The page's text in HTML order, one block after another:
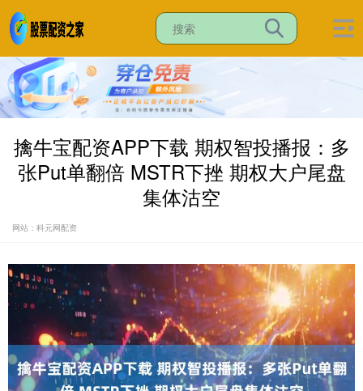
擒牛宝配资APP下载 期权智投播报：多
张Put单翻倍 MSTR下挫 期权大户尾盘
集体沽空
网站：科元网配资